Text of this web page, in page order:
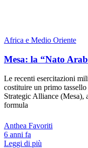
Africa e Medio Oriente
Mesa: la “Nato
Le recenti esercitazioni
costituire un primo
Strategic Alliance (Mesa),
formula
Anthea Favoriti
6 anni fa
Leggi di più